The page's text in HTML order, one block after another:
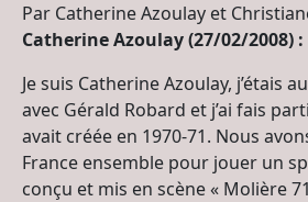
Par Catherine Azoulay et
Catherine Azoulay (27/02/2008) :
Je suis Catherine Azoulay, j’étais
avec Gérald Robard et j’ai fais
avait créée en 1970-71. Nous
France ensemble pour jouer un
conçu et mis en scène « Molière